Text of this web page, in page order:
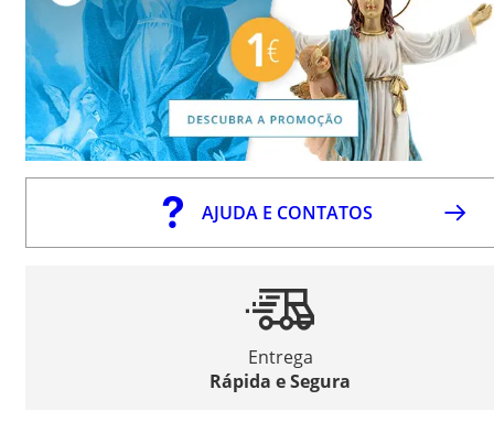
AJUDA E CONTATOS
Entrega
Rápida e Segura